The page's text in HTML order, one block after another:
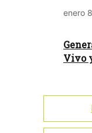
enero
Vivo